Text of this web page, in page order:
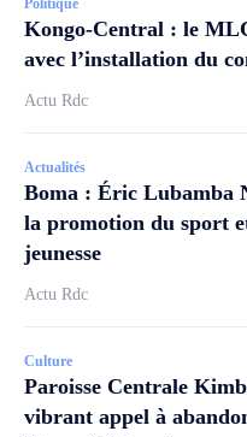
Kongo-Central : le
avec l’installation du
Actu Rdc
Actualités
Boma : Éric Lubamba
la promotion du sport
jeunesse
Actu Rdc
Culture
Paroisse Centrale
vibrant appel à